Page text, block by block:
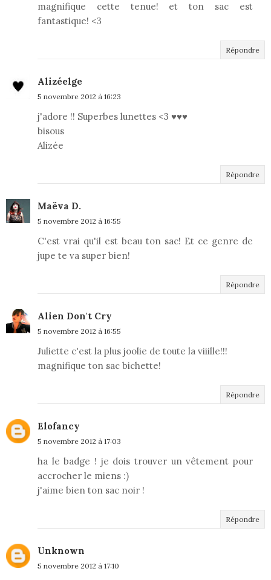
magnifique cette tenue! et ton sac est
fantastique! <3
Répondre
Alizéelge
5 novembre 2012 à 16:23
j'adore !! Superbes lunettes <3 ♥♥♥
bisous
Alizée
Répondre
Maëva D.
5 novembre 2012 à 16:55
C'est vrai qu'il est beau ton sac! Et ce genre de
jupe te va super bien!
Répondre
Alien Don't Cry
5 novembre 2012 à 16:55
Juliette c'est la plus joolie de toute la viiille!!!
magnifique ton sac bichette!
Répondre
Elofancy
5 novembre 2012 à 17:03
ha le badge ! je dois trouver un vêtement pour
accrocher le miens :)
j'aime bien ton sac noir !
Répondre
Unknown
5 novembre 2012 à 17:10